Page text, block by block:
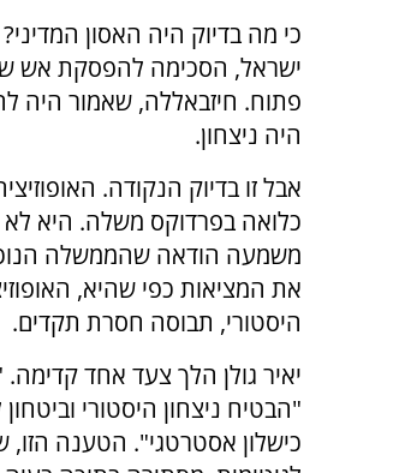
כי מה בדיוק היה האסון
ישראל, הסכימה להפסקת אש
פתוח. חיזבאללה, שאמור היה
היה ניצחון.
אבל זו בדיוק הנקודה.
כלואה בפרדוקס משלה. היא לא
משמעה הודאה שהממשלה
את המציאות כפי שהיא,
היסטורי, תבוסה חסרת תקדים.
יאיר גולן הלך צעד אחד
"הבטיח ניצחון היסטורי
כישלון אסטרטגי". הטענה